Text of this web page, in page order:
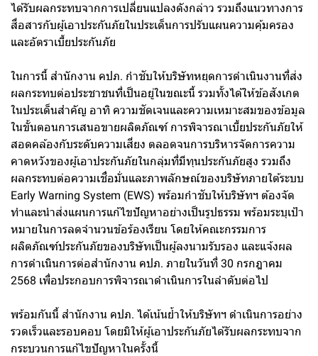
ได้รับผลกระทบจากการเปลี่ยนแปลงดังกล่าว รวมถึงแนวทางการ
สื่อสารกับผู้เอาประกันภัยในประเด็นการปรับแผนความคุ้มครอง
และอัตราเบี้ยประกันภัย
ในการนี้ สำนักงาน คปภ. กำชับให้บริษัทหยุดการดำเนินงานที่ส่ง
ผลกระทบต่อประชาชนที่เป็นอยู่ในขณะนี้ รวมทั้งได้ให้ข้อสังเกต
ในประเด็นสำคัญ อาทิ ความชัดเจนและความเหมาะสมของข้อมูล
ในขั้นตอนการเสนอขายผลิตภัณฑ์ การพิจารณาเบี้ยประกันภัยให้
สอดคล้องกับระดับความเสี่ยง ตลอดจนการบริหารจัดการความ
คาดหวังของผู้เอาประกันภัยในกลุ่มที่มีทุนประกันภัยสูง รวมถึง
ผลกระทบต่อความเชื่อมั่นและภาพลักษณ์ของบริษัทภายใต้ระบบ
Early Warning System (EWS) พร้อมกำชับให้บริษัทฯ ต้องจัด
ทำและนำส่งแผนการแก้ไขปัญหาอย่างเป็นรูปธรรม พร้อมระบุเป้า
หมายในการลดจำนวนข้อร้องเรียน โดยให้คณะกรรมการ
ผลิตภัณฑ์ประกันภัยของบริษัทเป็นผู้ลงนามรับรอง และแจ้งผล
การดำเนินการต่อสำนักงาน คปภ. ภายในวันที่ 30 กรกฎาคม
2568 เพื่อประกอบการพิจารณาดำเนินการในลำดับต่อไป
พร้อมกันนี้ สำนักงาน คปภ. ได้เน้นย้ำให้บริษัทฯ ดำเนินการอย่าง
รวดเร็วและรอบคอบ โดยมิให้ผู้เอาประกันภัยได้รับผลกระทบจาก
กระบวนการแก้ไขปัญหาในครั้งนี้